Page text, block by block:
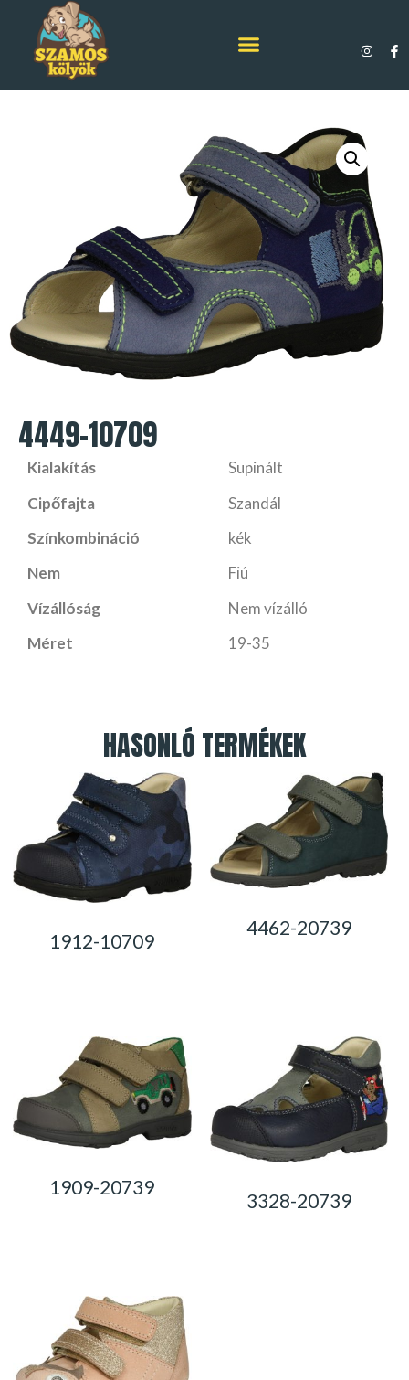
4449-10709
Kialakítás
Supinált
Cipőfajta
Szandál
Színkombináció
kék
Nem
Fiú
Vízállóság
Nem vízálló
Méret
19-35
HASONLÓ TERMÉKEK
1912-10709
4462-20739
1909-20739
3328-20739